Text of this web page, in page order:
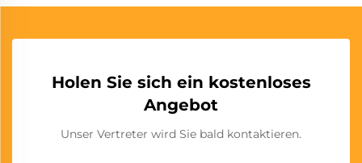
Holen Sie sich ein kostenloses
Angebot
Unser Vertreter wird Sie bald kontaktieren.